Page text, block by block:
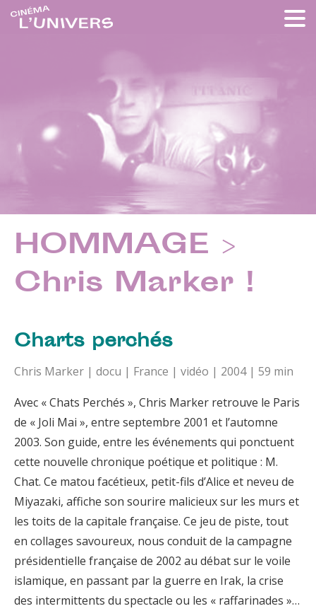
HOMMAGE >
Chris Marker !
Charts perchés
Chris Marker | docu | France | vidéo | 2004 | 59 min
Avec « Chats Perchés », Chris Marker retrouve le Paris
de « Joli Mai », entre septembre 2001 et l’automne
2003. Son guide, entre les événements qui ponctuent
cette nouvelle chronique poétique et politique : M.
Chat. Ce matou facétieux, petit-fils d’Alice et neveu de
Miyazaki, affiche son sourire malicieux sur les murs et
les toits de la capitale française. Ce jeu de piste, tout
en collages savoureux, nous conduit de la campagne
présidentielle française de 2002 au débat sur le voile
islamique, en passant par la guerre en Irak, la crise
des intermittents du spectacle ou les « raffarinades »…